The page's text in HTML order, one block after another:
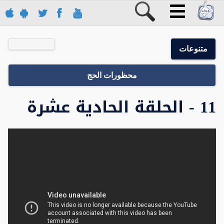
متنوعات
محظورات الحج
11 - الحلقة الحادية عشرة